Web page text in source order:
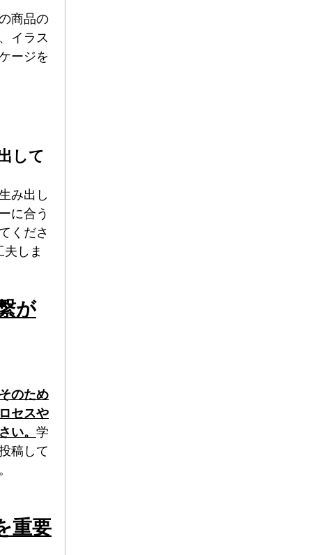
商品の
イラス
ージを
して
み出し
に合う
くださ
しま
が
のため
セスや
い。 学
稿して
重要